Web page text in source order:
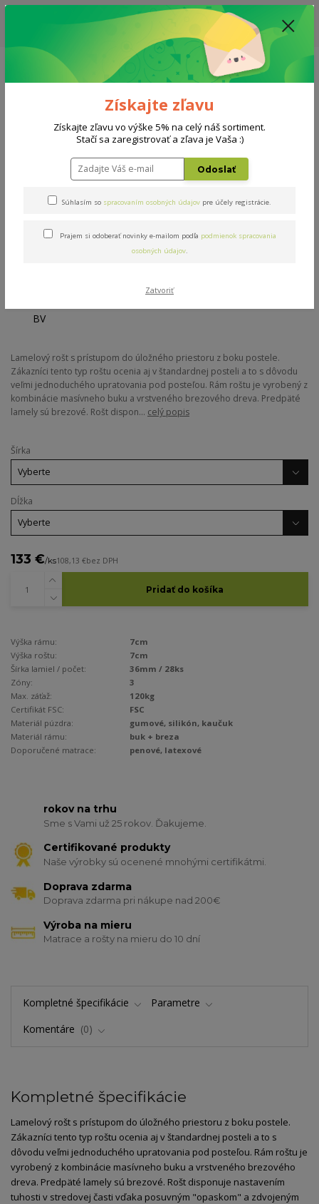
ZĽAVA: VŠETKY VYSTAVENÉ POSTELE ZA 400€ - CENA MATRACU A ROŠTU
PODĽA VÝBERU / DODACIA LEHOTA JE AKTUÁLNE 10-15 PRACOVNÝCH
Menu
0908 777 700 Po-So: 10-18 hod.
0
Double BV
Double BV
Lamelový rošt s prístupom do úložného priestoru z boku postele.
Zákazníci tento typ roštu ocenia aj v štandardnej posteli a to s dôvodu
veľmi jednoduchého upratovania pod posteľou. Rám roštu je vyrobený z
kombinácie masívneho buku a vrstveného brezového dreva. Predpäté
lamely sú brezové. Rošt dispon... celý popis
Šírka
Dĺžka
133 €/ks108,13 €bez DPH
Pridať do košíka
Výška rámu:
7cm
Výška roštu:
7cm
Šírka lamiel / počet:
36mm / 28ks
Zóny:
3
Max. záťaž:
120kg
Certifikát FSC:
FSC
Materiál púzdra:
gumové, silikón, kaučuk
Materiál rámu:
buk + breza
Doporučené matrace:
penové, latexové
rokov na trhu
Sme s Vami už 25 rokov. Ďakujeme.
Certifikované produkty
Naše výrobky sú ocenené mnohými certifikátmi.
Doprava zdarma
Doprava zdarma pri nákupe nad 200€
Výroba na mieru
Matrace a rošty na mieru do 10 dní
Kompletné špecifikácie
Parametre
Komentáre
0
Kompletné špecifikácie
Lamelový rošt s prístupom do úložného priestoru z boku postele.
Zákazníci tento typ roštu ocenia aj v štandardnej posteli a to s
dôvodu veľmi jednoduchého upratovania pod posteľou. Rám roštu je
vyrobený z kombinácie masívneho buku a vrstveného brezového
dreva. Predpäté lamely sú brezové. Rošt disponuje nastavením
tuhosti v stredovej časti vďaka posuvným "opaskom" a zdvojeným
Získajte zľavu
Získajte zľavu vo výške 5% na celý náš sortiment.
Stačí sa zaregistrovať a zľava je Vaša :)
Odoslať
Súhlasím so spracovaním osobných údajov pre účely registrácie.
Prajem si odoberať novinky e-mailom podľa podmienok spracovania
osobných údajov.
Zatvoriť